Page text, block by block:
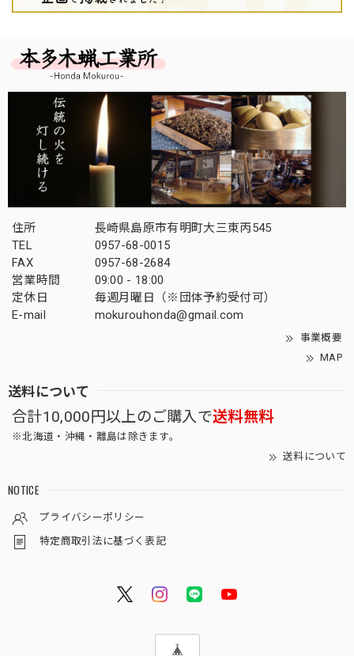
住所
長崎県島原市有明町大三東丙545
TEL
0957-68-0015
FAX
0957-68-2684
営業時間
09:00 - 18:00
定休日
毎週月曜日（※団体予約受付可）
E-mail
mokurouhonda@gmail.com
事業概要
MAP
送料について
合計10,000円以上のご購入で送料無料
※北海道・沖縄・離島は除きます。
送料について
NOTICE
プライバシーポリシー
特定商取引法に基づく表記